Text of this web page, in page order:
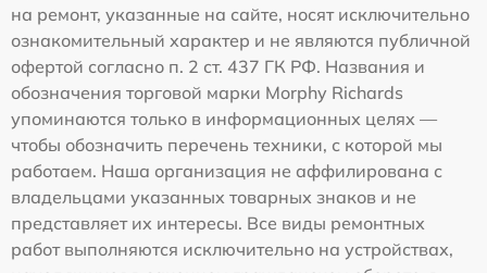
на ремонт, указанные на сайте, носят исключительно
ознакомительный характер и не являются публичной
офертой согласно п. 2 ст. 437 ГК РФ. Названия и
обозначения торговой марки Morphy Richards
упоминаются только в информационных целях —
чтобы обозначить перечень техники, с которой мы
работаем. Наша организация не аффилирована с
владельцами указанных товарных знаков и не
представляет их интересы. Все виды ремонтных
работ выполняются исключительно на устройствах,